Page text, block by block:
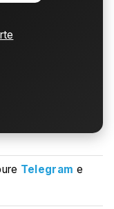
Telegram e